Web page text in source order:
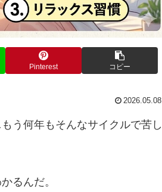
Pinterest コピー
2026.05.08
う何年もそんなサイクルで苦し
るんだ。